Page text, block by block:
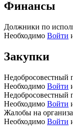
Финансы
Должники по
Необходимо Войти
Закупки
Недобросовестный
Необходимо Войти
Недобросовестный
Необходимо Войти
Жалобы на
Необходимо Войти